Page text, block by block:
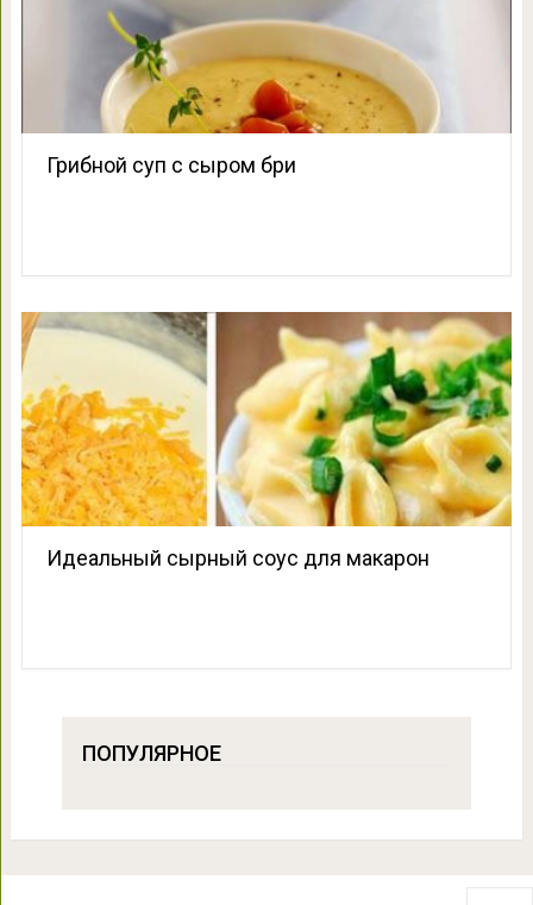
Грибной суп с сыром бри
Идеальный сырный соус для макарон
ПОПУЛЯРНОЕ